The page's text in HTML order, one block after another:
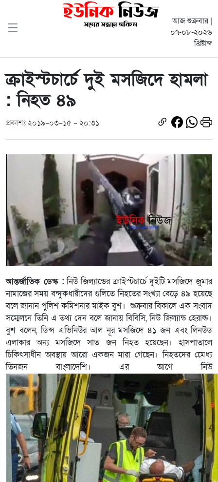
আজ শুক্রবার |
০৭-০৮-২০২৬
খ্রিষ্টাব্দ
ক্রাইস্টচার্চে দুই মসজিদে হামলা
: নিহত ৪৯
প্রকাশঃ ২০১৯-০৩-১৫ - ২০:৩১
আন্তর্জাতিক ডেস্ক : নিউ জিল্যান্ডের ক্রাইস্টচার্চে দুইটি মসজিদে জুমার
নামাজের সময় বন্দুকধারীদের গুলিতে নিহতের সংখ্যা বেড়ে ৪৯ হয়েছে
বলে জানান পুলিশ কমিশনার মাইক বুশ। শুক্রবার বিকালে এক সংবাদ
সম্মেলনে তিনি এ তথ্য দেন বলে জানায় বিবিসি, নিউ জিল্যান্ড হেরাল্ড।
বুশ বলেন, ডিন্স এভিনিউর আল নূর মসজিদে ৪১ জন এবং লিনউড
এলাকার অন্য মসজিদে সাত জন নিহত হয়েছেন। হাসপাতালে
চিকিৎসাধীন অবস্থায় আরো একজন মারা গেছেন। নিহতদের মেেধ্য
তিনজন বাংলাদেশি। এর আগে নিউ